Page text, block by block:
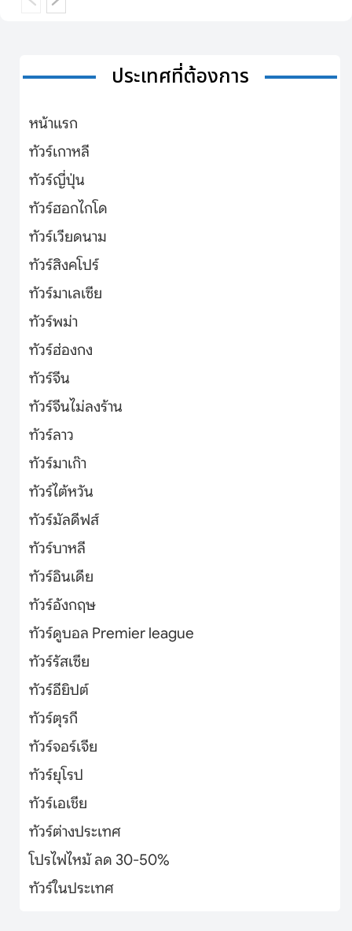
ประเทศที่ต้องการ
หน้าแรก
ทัวร์เกาหลี
ทัวร์ญี่ปุ่น
ทัวร์ฮอกไกโด
ทัวร์เวียดนาม
ทัวร์สิงคโปร์
ทัวร์มาเลเซีย
ทัวร์พม่า
ทัวร์ฮ่องกง
ทัวร์จีน
ทัวร์จีนไม่ลงร้าน
ทัวร์ลาว
ทัวร์มาเก๊า
ทัวร์ไต้หวัน
ทัวร์มัลดีฟส์
ทัวร์บาหลี
ทัวร์อินเดีย
ทัวร์อังกฤษ
ทัวร์ดูบอล Premier league
ทัวร์รัสเซีย
ทัวร์อียิปต์
ทัวร์ตุรกี
ทัวร์จอร์เจีย
ทัวร์ยุโรป
ทัวร์เอเชีย
ทัวร์ต่างประเทศ
โปรไฟไหม้ ลด 30-50%
ทัวร์ในประเทศ